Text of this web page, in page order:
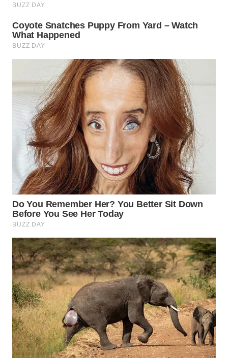
WN
TANGERANG
WN
CIREBON
WN
INDRAMAYU
WN
KUNINGAN
WN
MAJALENGKA
WN
SUBANG
WN
SUKABUMI
WN
PURWAKARTA